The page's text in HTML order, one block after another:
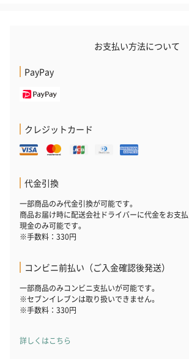
お支払い方法について
PayPay
クレジットカード
代金引換
一部商品のみ代金引換が可能です。
商品お届け時に配送会社ドライバーに代金をお支
現金のみ可能です。
※手数料：330円
コンビニ前払い（ご入金確認後発送）
一部商品のみコンビニ支払いが可能です。
※セブンイレブンは取り扱いできません。
※手数料：330円
詳しくはこちら